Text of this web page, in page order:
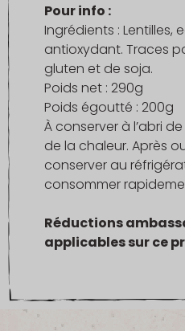
Pour info :
Ingrédients : Lentilles,
antioxydant. Traces
gluten et de soja.
Poids net : 290g
Poids égoutté : 200g
À conserver à l’abri
de la chaleur. Après
conserver au
consommer
Réductions
applicables sur ce